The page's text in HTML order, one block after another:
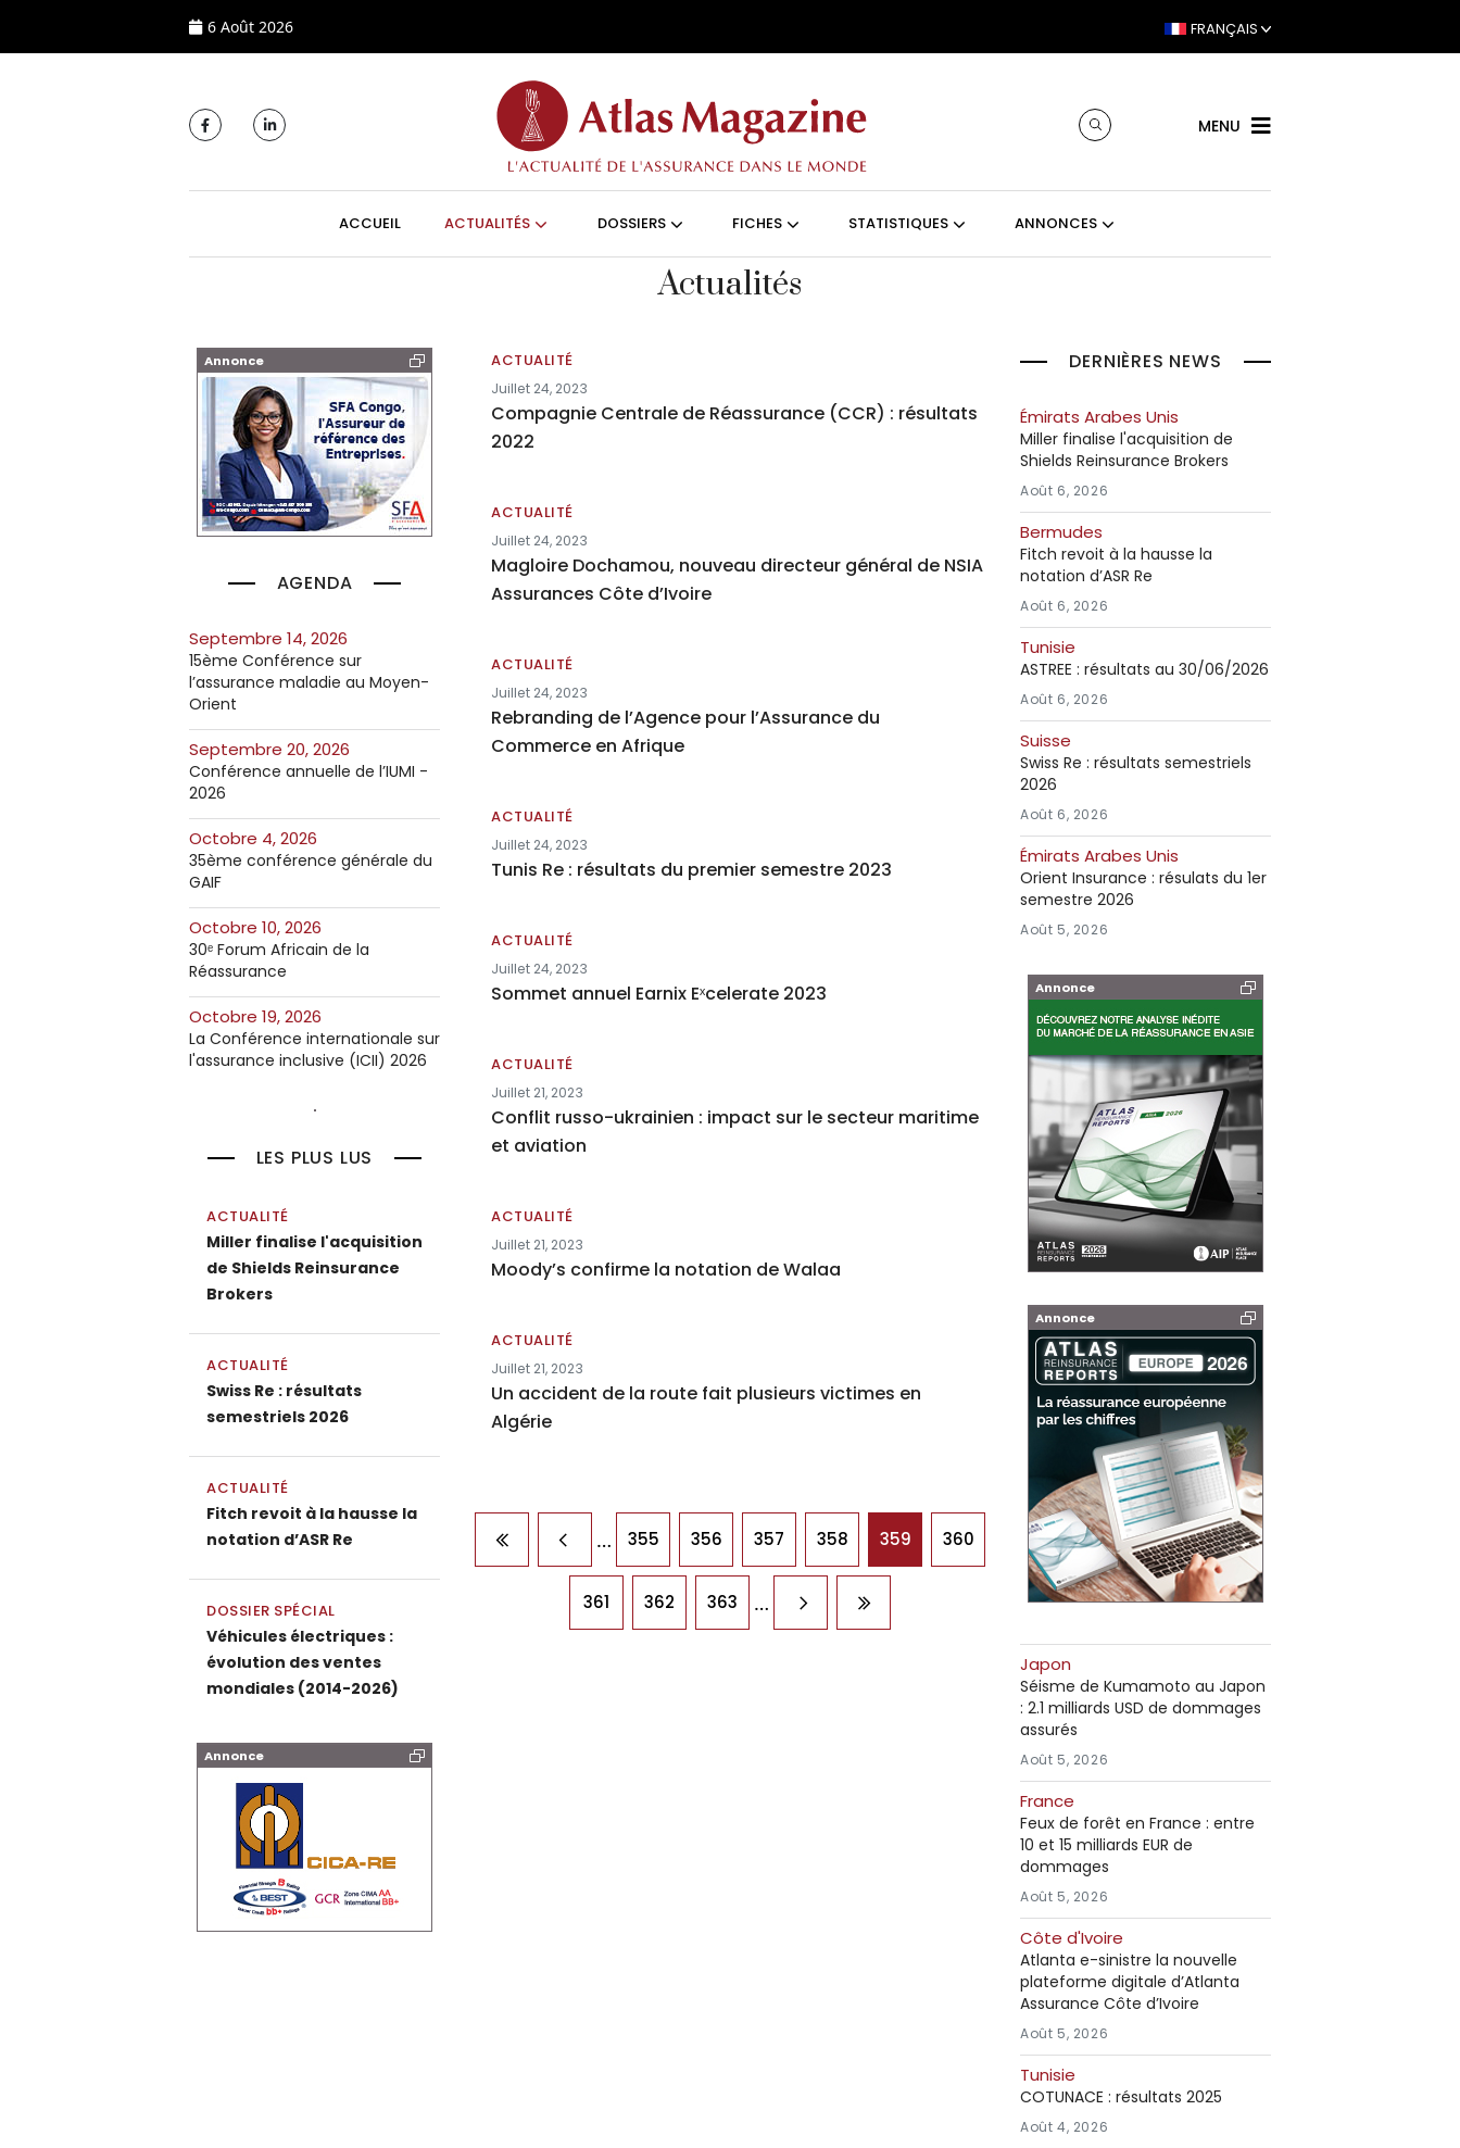
6 Août 2026 FRANÇAIS
MENU
ACCUEIL ACTUALITÉS DOSSIERS FICHES STATISTIQUES ANNONCES
Actualités
Annonce
AGENDA
septembre 14, 2026
15ème Conférence sur
l’assurance maladie au Moyen-
Orient
septembre 20, 2026
Conférence annuelle de l’IUMI -
2026
octobre 4, 2026
35ème conférence générale du
GAIF
octobre 10, 2026
30ᵉ Forum Africain de la
Réassurance
octobre 19, 2026
La Conférence internationale sur
l'assurance inclusive (ICII) 2026
LES PLUS LUS
ACTUALITÉ
Miller finalise l'acquisition
de Shields Reinsurance
Brokers
ACTUALITÉ
Swiss Re : résultats
semestriels 2026
ACTUALITÉ
Fitch revoit à la hausse la
notation d’ASR Re
DOSSIER SPÉCIAL
Véhicules électriques :
évolution des ventes
mondiales (2014-2026)
Annonce
ACTUALITÉ
Juillet 24, 2023
Compagnie Centrale de Réassurance (CCR) : résultats
2022
ACTUALITÉ
Juillet 24, 2023
Magloire Dochamou, nouveau directeur général de NSIA
Assurances Côte d’Ivoire
ACTUALITÉ
Juillet 24, 2023
Rebranding de l’Agence pour l’Assurance du
Commerce en Afrique
ACTUALITÉ
Juillet 24, 2023
Tunis Re : résultats du premier semestre 2023
ACTUALITÉ
Juillet 24, 2023
Sommet annuel Earnix Eˣcelerate 2023
ACTUALITÉ
Juillet 21, 2023
Conflit russo-ukrainien : impact sur le secteur maritime
et aviation
ACTUALITÉ
Juillet 21, 2023
Moody’s confirme la notation de Walaa
ACTUALITÉ
Juillet 21, 2023
Un accident de la route fait plusieurs victimes en
Algérie
Pagination
Première page
Page précédente
… 355 356 357 358 359 360
361 362 363 … Page suivanteDernière page
DERNIÈRES NEWS
Émirats Arabes Unis
Miller finalise l'acquisition de
Shields Reinsurance Brokers
Août 6, 2026
Bermudes
Fitch revoit à la hausse la
notation d’ASR Re
Août 6, 2026
Tunisie
ASTREE : résultats au 30/06/2026
Août 6, 2026
Suisse
Swiss Re : résultats semestriels
2026
Août 6, 2026
Émirats Arabes Unis
Orient Insurance : résulats du 1er
semestre 2026
Août 5, 2026
Annonce
Annonce
Japon
Séisme de Kumamoto au Japon
: 2.1 milliards USD de dommages
assurés
Août 5, 2026
France
Feux de forêt en France : entre
10 et 15 milliards EUR de
dommages
Août 5, 2026
Côte d'Ivoire
Atlanta e-sinistre la nouvelle
plateforme digitale d’Atlanta
Assurance Côte d’Ivoire
Août 5, 2026
Tunisie
COTUNACE : résultats 2025
Août 4, 2026